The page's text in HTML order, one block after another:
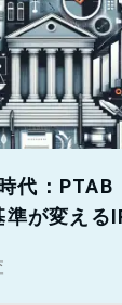
代：
が変える